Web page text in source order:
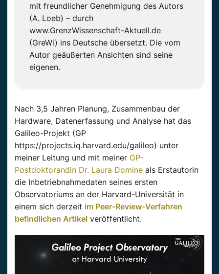
mit freundlicher Genehmigung des Autors
(A. Loeb) – durch
www.GrenzWissenschaft-Aktuell.de
(GreWi) ins Deutsche übersetzt. Die vom
Autor geäußerten Ansichten sind seine
eigenen.
Nach 3,5 Jahren Planung, Zusammenbau der
Hardware, Datenerfassung und Analyse hat das
Galileo-Projekt (GP
https://projects.iq.harvard.edu/galileo) unter
meiner Leitung und mit meiner GP-
Postdoktorandin Dr. Laura Domine als Erstautorin
die Inbetriebnahmedaten seines ersten
Observatoriums an der Harvard-Universität in
einem sich derzeit im Peer-Review-Verfahren
befindlichen Artikel veröffentlicht.